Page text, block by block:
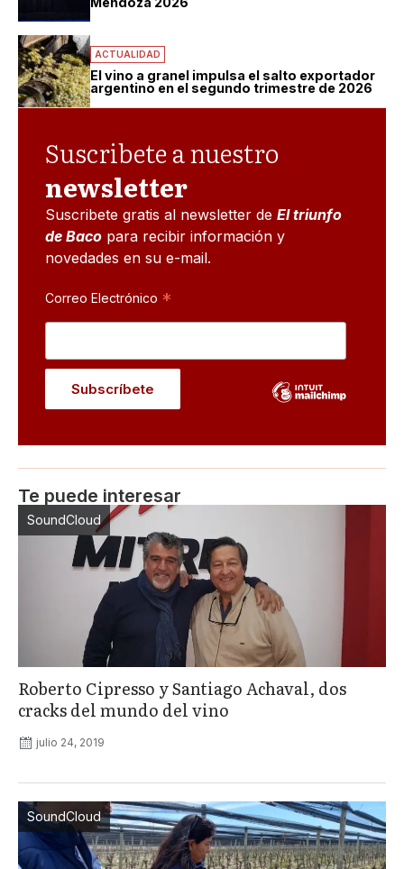
ACTUALIDAD
El vino a granel impulsa el salto exportador
argentino en el segundo trimestre de 2026
Suscribete a nuestro
newsletter
Suscribete gratis al newsletter de El triunfo
de Baco para recibir información y
novedades en su e-mail.
Correo Electrónico *
Te puede interesar
SoundCloud
Roberto Cipresso y Santiago Achaval, dos
cracks del mundo del vino
julio 24, 2019
SoundCloud